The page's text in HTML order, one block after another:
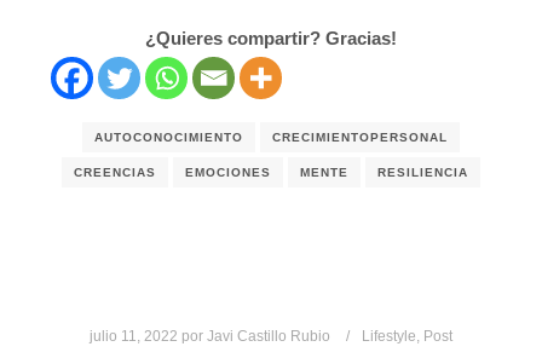
¿Quieres compartir? Gracias!
AUTOCONOCIMIENTO CRECIMIENTOPERSONAL
CREENCIAS EMOCIONES MENTE RESILIENCIA
julio 11, 2022 por Javi Castillo Rubio Lifestyle Post